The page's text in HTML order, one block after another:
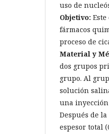
uso de
Objetivo:
fármacos
proceso de
Material y
dos grupos
grupo. Al
solución
una
Después de
espesor total